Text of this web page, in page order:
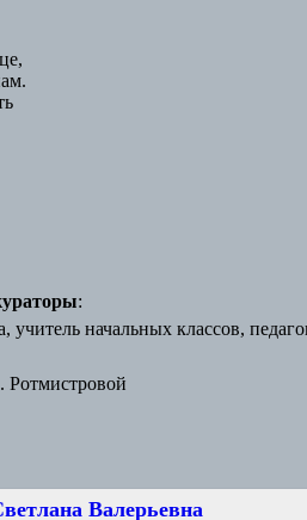
:
учитель начальных классов,
Валерьевна